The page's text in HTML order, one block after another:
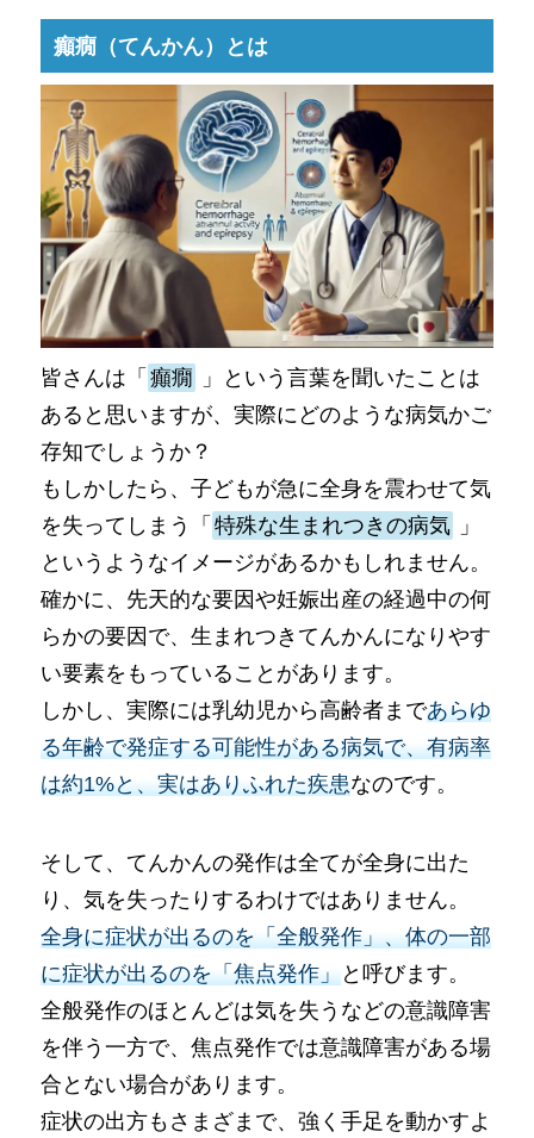
癲癇（てんかん）とは
皆さんは「 癲癇
」という言葉を聞いたことは
あると思いますが、実際にどのような病気かご
存知でしょうか？
もしかしたら、子どもが急に全身を震わせて気
を失ってしまう「 特殊な生まれつきの病気
」
というようなイメージがあるかもしれません。
確かに、先天的な要因や妊娠出産の経過中の何
らかの要因で、生まれつきてんかんになりやす
い要素をもっていることがあります。
しかし、実際には乳幼児から高齢者まであらゆ
る年齢で発症する可能性がある病気で、有病率
は約1%と、実はありふれた疾患なのです。
そして、てんかんの発作は全てが全身に出た
り、気を失ったりするわけではありません。
全身に症状が出るのを「全般発作」、体の一部
に症状が出るのを「焦点発作」と呼びます。
全般発作のほとんどは気を失うなどの意識障害
を伴う一方で、焦点発作では意識障害がある場
合とない場合があります。
症状の出方もさまざまで、強く手足を動かすよ